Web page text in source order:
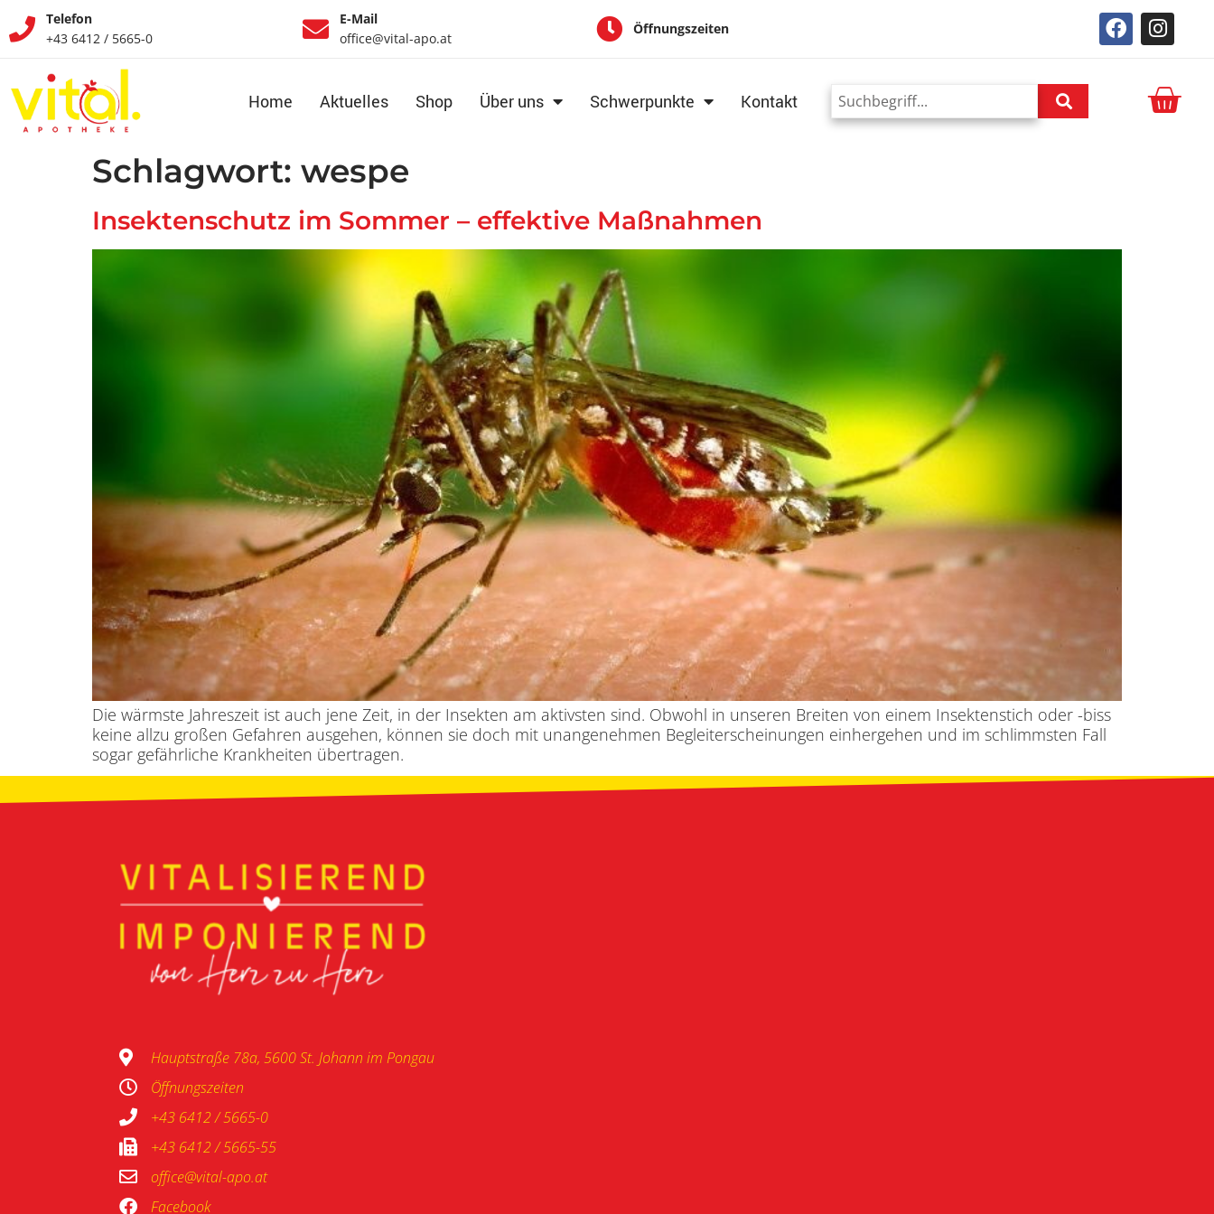
Telefon
+43 6412 / 5665-0
E-Mail
office@vital-apo.at
Öffnungszeiten
Home Aktuelles Shop Über uns Schwerpunkte Kontakt
Schlagwort: wespe
Insektenschutz im Sommer – effektive Maßnahmen
Die wärmste Jahreszeit ist auch jene Zeit, in der Insekten am aktivsten sind. Obwohl in unseren Breiten von einem Insektenstich oder -biss
keine allzu großen Gefahren ausgehen, können sie doch mit unangenehmen Begleiterscheinungen einhergehen und im schlimmsten Fall
sogar gefährliche Krankheiten übertragen.
Hauptstraße 78a, 5600 St. Johann im Pongau
Öffnungszeiten
+43 6412 / 5665-0
+43 6412 / 5665-55
office@vital-apo.at
Facebook